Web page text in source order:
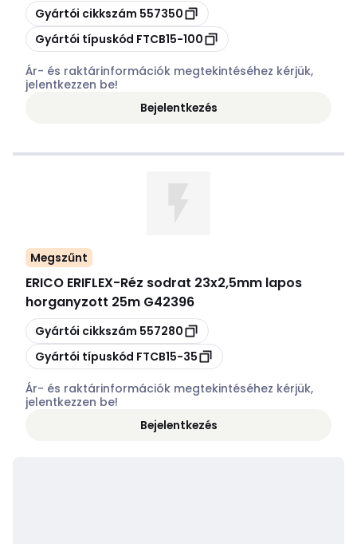
Másolás
Gyártói cikkszám 557350
Másolás
Gyártói típuskód FTCB15-100
Ár- és raktárinformációk megtekintéséhez kérjük,
jelentkezzen be!
Bejelentkezés
Megszűnt
ERICO ERIFLEX-Réz sodrat 23x2,5mm lapos
horganyzott 25m G42396
Másolás
Gyártói cikkszám 557280
Másolás
Gyártói típuskód FTCB15-35
Ár- és raktárinformációk megtekintéséhez kérjük,
jelentkezzen be!
Bejelentkezés